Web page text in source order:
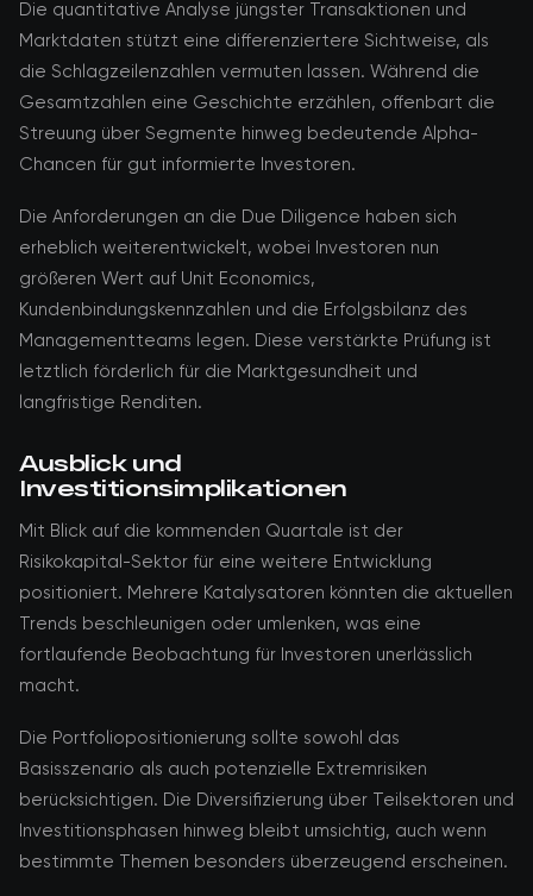
Die quantitative Analyse jüngster Transaktionen und
Marktdaten stützt eine differenziertere Sichtweise, als
die Schlagzeilenzahlen vermuten lassen. Während die
Gesamtzahlen eine Geschichte erzählen, offenbart die
Streuung über Segmente hinweg bedeutende Alpha-
Chancen für gut informierte Investoren.
Die Anforderungen an die Due Diligence haben sich
erheblich weiterentwickelt, wobei Investoren nun
größeren Wert auf Unit Economics,
Kundenbindungskennzahlen und die Erfolgsbilanz des
Managementteams legen. Diese verstärkte Prüfung ist
letztlich förderlich für die Marktgesundheit und
langfristige Renditen.
Ausblick und
Investitionsimplikationen
Mit Blick auf die kommenden Quartale ist der
Risikokapital-Sektor für eine weitere Entwicklung
positioniert. Mehrere Katalysatoren könnten die aktuellen
Trends beschleunigen oder umlenken, was eine
fortlaufende Beobachtung für Investoren unerlässlich
macht.
Die Portfoliopositionierung sollte sowohl das
Basisszenario als auch potenzielle Extremrisiken
berücksichtigen. Die Diversifizierung über Teilsektoren und
Investitionsphasen hinweg bleibt umsichtig, auch wenn
bestimmte Themen besonders überzeugend erscheinen.